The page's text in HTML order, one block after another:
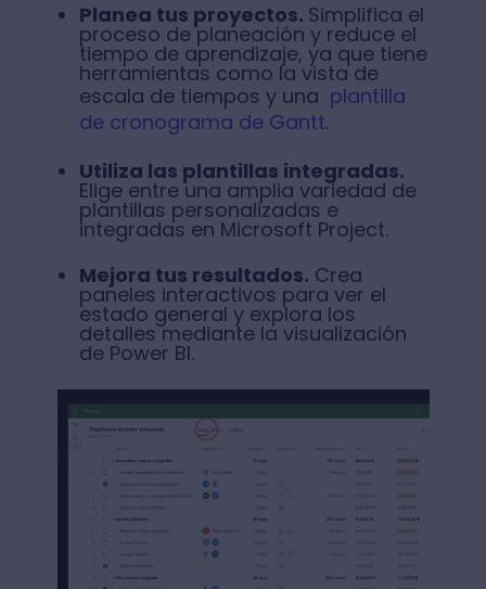
Planea tus proyectos. Simplifica el
proceso de planeación y reduce el
tiempo de aprendizaje, ya que tiene
herramientas como la vista de
escala de tiempos y una plantilla
de cronograma de Gantt.
Utiliza las plantillas integradas.
Elige entre una amplia variedad de
plantillas personalizadas e
integradas en Microsoft Project.
Mejora tus resultados. Crea
paneles interactivos para ver el
estado general y explora los
detalles mediante la visualización
de Power BI.